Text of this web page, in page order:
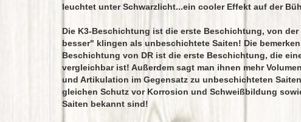
leuchtet unter Schwarzlicht...ein cooler Effekt auf der
Die K3-Beschichtung ist die erste Beschichtung, von
besser" klingen als unbeschichtete Saiten! Die
Beschichtung von DR ist die erste Beschichtung, die
vergleichbar ist! Außerdem sagt man ihnen mehr
und Artikulation im Gegensatz zu unbeschichteten
gleichen Schutz vor Korrosion und Schweißbildung
Saiten bekannt sind!